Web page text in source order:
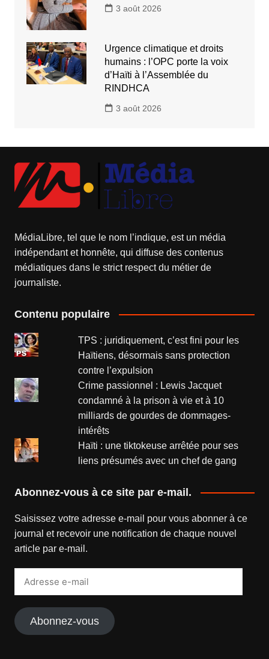
3 août 2026
Urgence climatique et droits
humains : l’OPC porte la voix
d’Haïti à l’Assemblée du
RINDHCA
3 août 2026
MédiaLibre, tel que le nom l’indique, est un média
indépendant et honnête, qui diffuse des contenus
médiatiques dans le strict respect du métier de
journaliste.
Contenu populaire
TPS : juridiquement, c’est fini pour les
Haïtiens, désormais sans protection
contre l’expulsion
Crime passionnel : Lewis Jacquet
condamné à la prison à vie et à 10
milliards de gourdes de dommages-
intérêts
Haïti : une tiktokeuse arrêtée pour ses
liens présumés avec un chef de gang
Abonnez-vous à ce site par e-mail.
Saisissez votre adresse e-mail pour vous abonner à ce
journal et recevoir une notification de chaque nouvel
article par e-mail.
Abonnez-vous